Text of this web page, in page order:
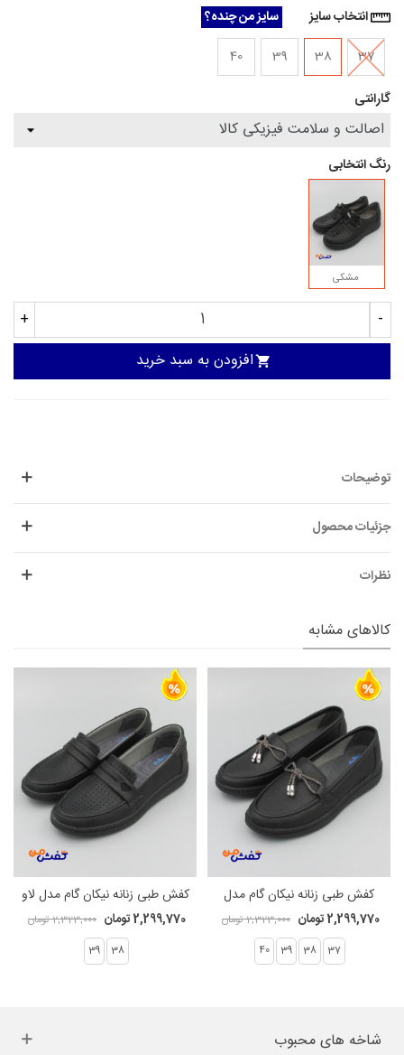
سایز من چنده؟
انتخاب سایز
37
38
39
40
گارانتی
رنگ انتخابی
مشکی
-
+
افزودن به سبد خرید
توضیحات
جزئیات محصول
نظرات
کالاهای مشابه
کفش طبی زنانه نیکان گام مدل
لندن کد 15712,299,770 تومان
2,323,000 تومان
37
38
39
40
کفش طبی زنانه نیکان گام مدل لاو
کد 1566 2,299,770 تومان
2,323,000 تومان
38
39
شاخه های محبوب